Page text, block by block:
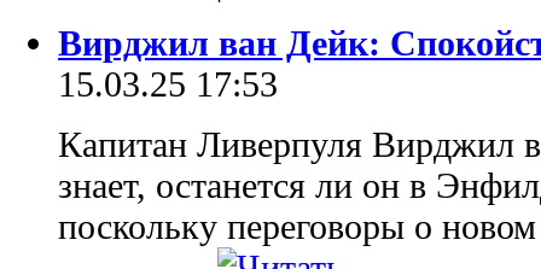
Вирджил ван Дейк:
15.03.25 17:53
Капитан Ливерпуля Вирджил
знает, останется ли он в
поскольку переговоры о